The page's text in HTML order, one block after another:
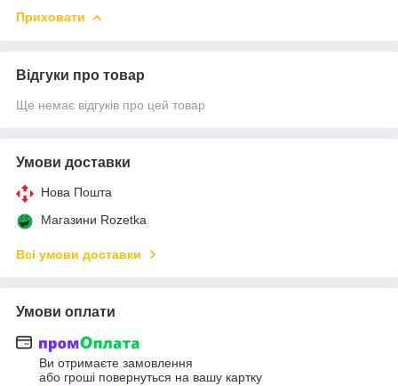
Приховати
Відгуки про товар
Ще немає відгуків про цей товар
Умови доставки
Нова Пошта
Магазини Rozetka
Всі умови доставки
Умови оплати
Ви отримаєте замовлення
або гроші повернуться на вашу картку